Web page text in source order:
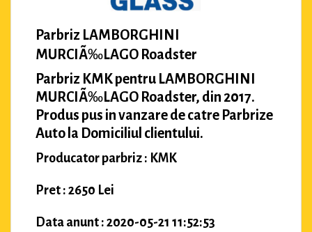
Parbriz LAMBORGHINI
MURCIÃ‰LAGO Roadster
Parbriz KMK pentru LAMBORGHINI
MURCIÃ‰LAGO Roadster, din 2017.
Produs pus in vanzare de catre Parbrize
Auto la Domiciliul clientului.
Producator parbriz : KMK
Pret : 2650 Lei
Data anunt : 2020-05-21 11:52:53